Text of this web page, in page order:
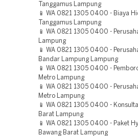
Tanggamus Lampung
📱 WA 0821 1305 0400 - Biaya
Tanggamus Lampung
📱 WA 0821 1305 0400 -
Lampung
📱 WA 0821 1305 0400 -
Bandar Lampung Lampung
📱 WA 0821 1305 0400 -
Metro Lampung
📱 WA 0821 1305 0400 -
Metro Lampung
📱 WA 0821 1305 0400 -
Barat Lampung
📱 WA 0821 1305 0400 - Paket
Bawang Barat Lampung